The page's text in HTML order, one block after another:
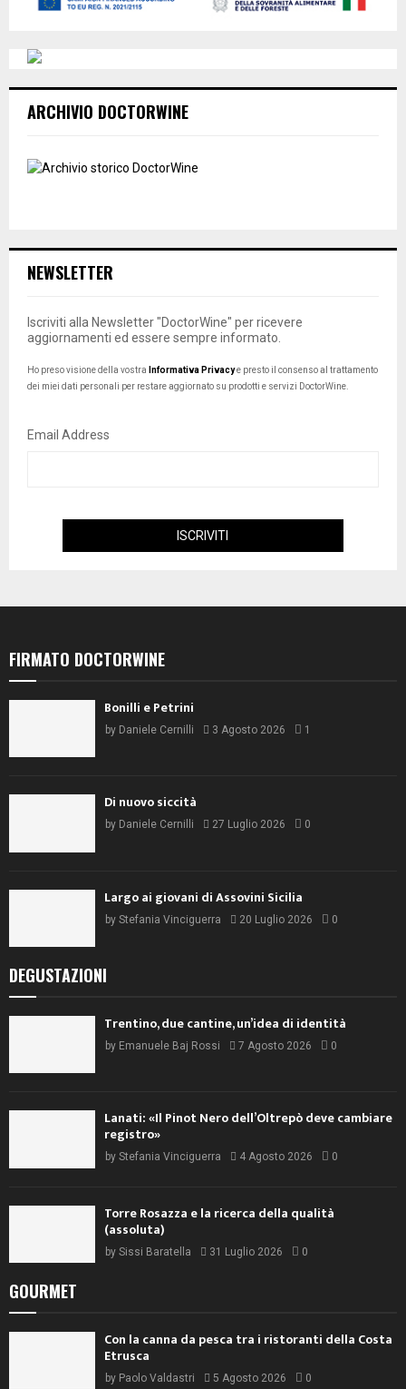
ARCHIVIO DOCTORWINE
NEWSLETTER
Iscriviti alla Newsletter "DoctorWine" per ricevere
aggiornamenti ed essere sempre informato.
Ho preso visione della vostra Informativa Privacye presto il consenso al trattamento
dei miei dati personali per restare aggiornato su prodotti e servizi DoctorWine.
Email Address
FIRMATO DOCTORWINE
Bonilli e Petrini
by Daniele Cernilli 3 Agosto 2026 1
Di nuovo siccità
by Daniele Cernilli 27 Luglio 2026 0
Largo ai giovani di Assovini Sicilia
by Stefania Vinciguerra 20 Luglio 2026 0
DEGUSTAZIONI
Trentino, due cantine, un’idea di identità
by Emanuele Baj Rossi 7 Agosto 2026 0
Lanati: «Il Pinot Nero dell’Oltrepò deve cambiare
registro»
by Stefania Vinciguerra 4 Agosto 2026 0
Torre Rosazza e la ricerca della qualità
(assoluta)
by Sissi Baratella 31 Luglio 2026 0
GOURMET
Con la canna da pesca tra i ristoranti della Costa
Etrusca
by Paolo Valdastri 5 Agosto 2026 0